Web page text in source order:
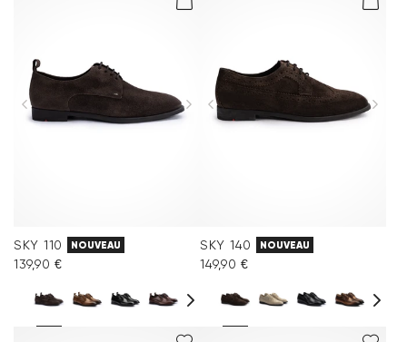
SKY 110 NOUVEAU
139,90 €
SKY 140 NOUVEAU
149,90 €